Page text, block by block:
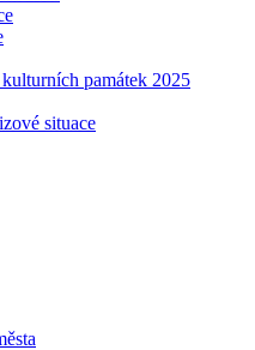
památek 2025
situace